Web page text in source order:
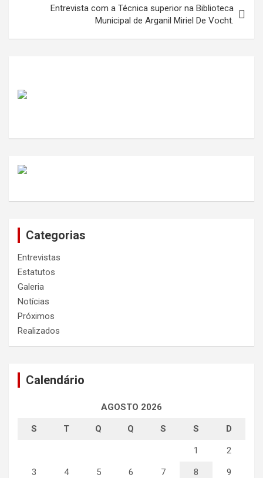
Entrevista com a Técnica superior na Biblioteca
Municipal de Arganil Miriel De Vocht.
Categorias
Entrevistas
Estatutos
Galeria
Notícias
Próximos
Realizados
Calendário
AGOSTO 2026
S T Q Q S S D
1 2
3 4 5 6 7 8 9